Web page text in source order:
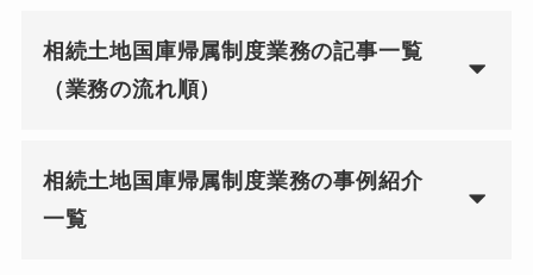
相続土地国庫帰属制度業務の記事一覧
（業務の流れ順）
相続土地国庫帰属制度業務の事例紹介
一覧